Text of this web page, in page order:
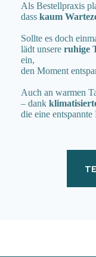
Als Bestellpraxis
dass kaum
Sollte es doch
lädt unsere ruhige
ein,
den Moment
Auch an warmen
– dank
die eine